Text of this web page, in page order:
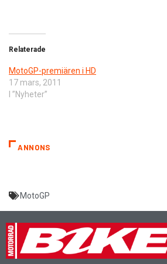
Relaterade
MotoGP-premiären i HD
17 mars, 2011
I ”Nyheter”
ANNONS
MotoGP